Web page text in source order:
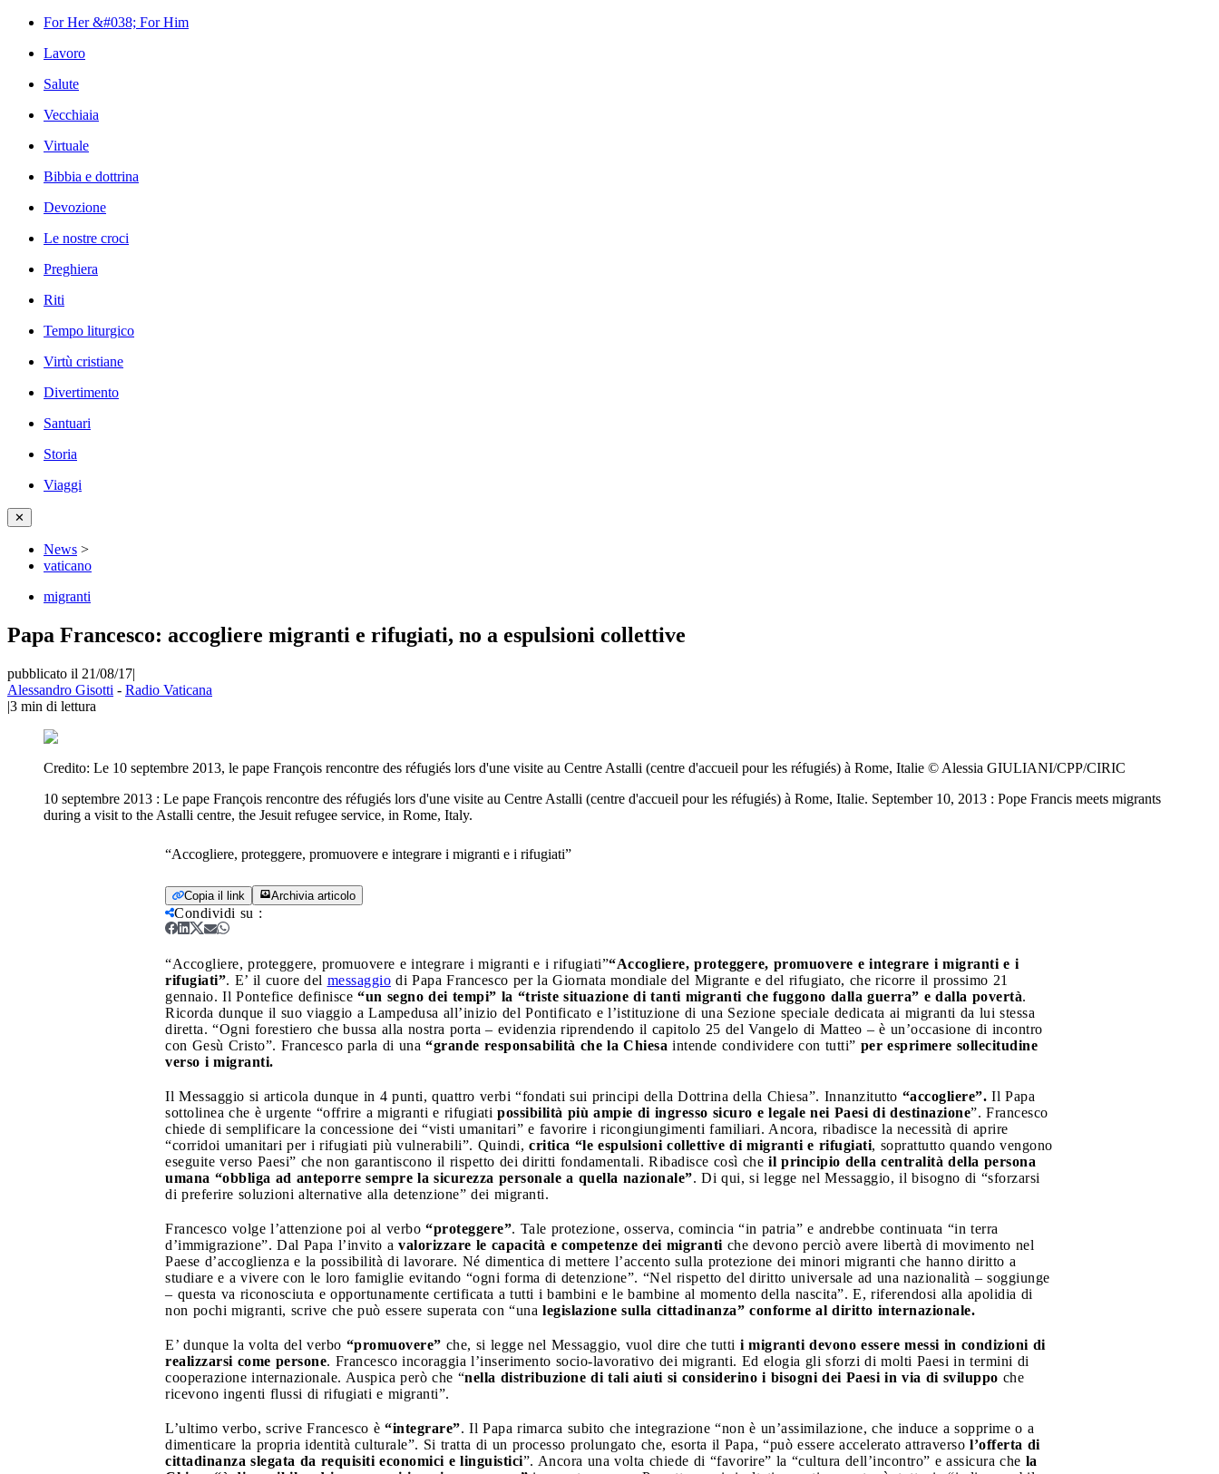
For Her &#038; For Him
Lavoro
Salute
Vecchiaia
Virtuale
Bibbia e dottrina
Devozione
Le nostre croci
Preghiera
Riti
Tempo liturgico
Virtù cristiane
Divertimento
Santuari
Storia
Viaggi
✕
News >
vaticano
migranti
Papa Francesco: accogliere migranti e rifugiati, no a espulsioni collettive
pubblicato il 21/08/17|
Alessandro Gisotti - Radio Vaticana
|3 min di lettura
Credito: Le 10 septembre 2013, le pape François rencontre des réfugiés lors d'une visite au Centre Astalli (centre d'accueil pour les réfugiés) à Rome, Italie © Alessia GIULIANI/CPP/CIRIC
10 septembre 2013 : Le pape François rencontre des réfugiés lors d'une visite au Centre Astalli (centre d'accueil pour les réfugiés) à Rome, Italie. September 10, 2013 : Pope Francis meets migrants
during a visit to the Astalli centre, the Jesuit refugee service, in Rome, Italy.
“Accogliere, proteggere, promuovere e integrare i migranti e i rifugiati”
Copia il link Archivia articolo
Condividi su :
“Accogliere, proteggere, promuovere e integrare i migranti e i rifugiati”“Accogliere, proteggere, promuovere e integrare i migranti e i
rifugiati”. E’ il cuore del messaggio di Papa Francesco per la Giornata mondiale del Migrante e del rifugiato, che ricorre il prossimo 21
gennaio. Il Pontefice definisce “un segno dei tempi” la “triste situazione di tanti migranti che fuggono dalla guerra” e dalla povertà.
Ricorda dunque il suo viaggio a Lampedusa all’inizio del Pontificato e l’istituzione di una Sezione speciale dedicata ai migranti da lui stessa
diretta. “Ogni forestiero che bussa alla nostra porta – evidenzia riprendendo il capitolo 25 del Vangelo di Matteo – è un’occasione di incontro
con Gesù Cristo”. Francesco parla di una “grande responsabilità che la Chiesa intende condividere con tutti” per esprimere sollecitudine
verso i migranti.
Il Messaggio si articola dunque in 4 punti, quattro verbi “fondati sui principi della Dottrina della Chiesa”. Innanzitutto “accogliere”. Il Papa
sottolinea che è urgente “offrire a migranti e rifugiati possibilità più ampie di ingresso sicuro e legale nei Paesi di destinazione”. Francesco
chiede di semplificare la concessione dei “visti umanitari” e favorire i ricongiungimenti familiari. Ancora, ribadisce la necessità di aprire
“corridoi umanitari per i rifugiati più vulnerabili”. Quindi, critica “le espulsioni collettive di migranti e rifugiati, soprattutto quando vengono
eseguite verso Paesi” che non garantiscono il rispetto dei diritti fondamentali. Ribadisce così che il principio della centralità della persona
umana “obbliga ad anteporre sempre la sicurezza personale a quella nazionale”. Di qui, si legge nel Messaggio, il bisogno di “sforzarsi
di preferire soluzioni alternative alla detenzione” dei migranti.
Francesco volge l’attenzione poi al verbo “proteggere”. Tale protezione, osserva, comincia “in patria” e andrebbe continuata “in terra
d’immigrazione”. Dal Papa l’invito a valorizzare le capacità e competenze dei migranti che devono perciò avere libertà di movimento nel
Paese d’accoglienza e la possibilità di lavorare. Né dimentica di mettere l’accento sulla protezione dei minori migranti che hanno diritto a
studiare e a vivere con le loro famiglie evitando “ogni forma di detenzione”. “Nel rispetto del diritto universale ad una nazionalità – soggiunge
– questa va riconosciuta e opportunamente certificata a tutti i bambini e le bambine al momento della nascita”. E, riferendosi alla apolidia di
non pochi migranti, scrive che può essere superata con “una legislazione sulla cittadinanza” conforme al diritto internazionale.
E’ dunque la volta del verbo “promuovere” che, si legge nel Messaggio, vuol dire che tutti i migranti devono essere messi in condizioni di
realizzarsi come persone. Francesco incoraggia l’inserimento socio-lavorativo dei migranti. Ed elogia gli sforzi di molti Paesi in termini di
cooperazione internazionale. Auspica però che “nella distribuzione di tali aiuti si considerino i bisogni dei Paesi in via di sviluppo che
ricevono ingenti flussi di rifugiati e migranti”.
L’ultimo verbo, scrive Francesco è “integrare”. Il Papa rimarca subito che integrazione “non è un’assimilazione, che induce a sopprime o a
dimenticare la propria identità culturale”. Si tratta di un processo prolungato che, esorta il Papa, “può essere accelerato attraverso l’offerta di
cittadinanza slegata da requisiti economici e linguistici”. Ancora una volta chiede di “favorire” la “cultura dell’incontro” e assicura che la